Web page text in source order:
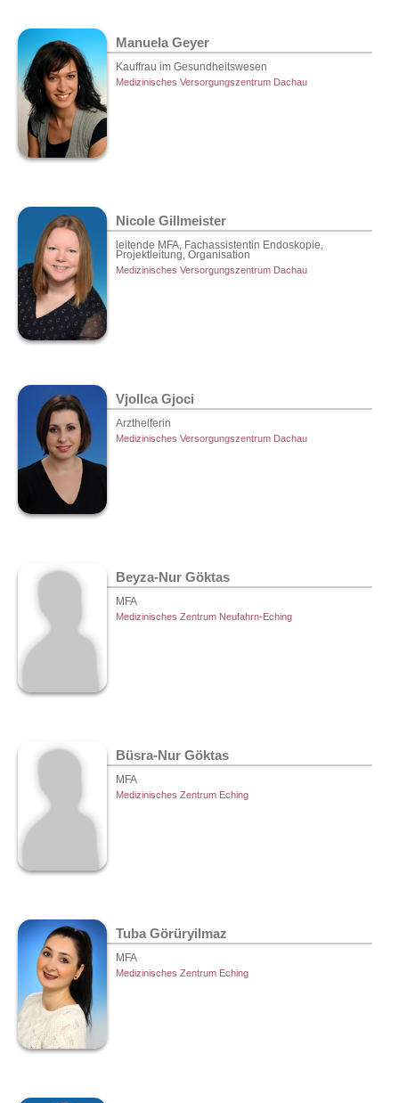
Manuela Geyer
Kauffrau im Gesundheitswesen
Medizinisches Versorgungszentrum Dachau
Nicole Gillmeister
leitende MFA, Fachassistentin Endoskopie,
Projektleitung, Organisation
Medizinisches Versorgungszentrum Dachau
Vjollca Gjoci
Arzthelferin
Medizinisches Versorgungszentrum Dachau
Beyza-Nur Göktas
MFA
Medizinisches Zentrum Neufahrn-Eching
Büsra-Nur Göktas
MFA
Medizinisches Zentrum Eching
Tuba Görüryilmaz
MFA
Medizinisches Zentrum Eching